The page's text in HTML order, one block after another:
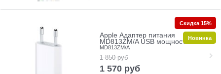
Apple Адаптер питания
MD813ZM/A USB мощностью 5 Вт
MD813ZM/A
1 850 руб
1 570 руб
Скидка 15%
Новинка